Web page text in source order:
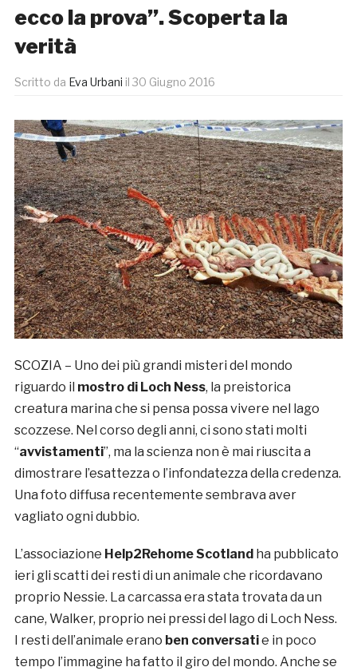
ecco la prova”. Scoperta la
verità
Scritto da Eva Urbani il 30 Giugno 2016
SCOZIA – Uno dei più grandi misteri del mondo
riguardo il mostro di Loch Ness, la preistorica
creatura marina che si pensa possa vivere nel lago
scozzese. Nel corso degli anni, ci sono stati molti
“avvistamenti”, ma la scienza non è mai riuscita a
dimostrare l’esattezza o l’infondatezza della credenza.
Una foto diffusa recentemente sembrava aver
vagliato ogni dubbio.
L’associazione Help2Rehome Scotland ha pubblicato
ieri gli scatti dei resti di un animale che ricordavano
proprio Nessie. La carcassa era stata trovata da un
cane, Walker, proprio nei pressi del lago di Loch Ness.
I resti dell’animale erano ben conversatie in poco
tempo l’immagine ha fatto il giro del mondo. Anche se